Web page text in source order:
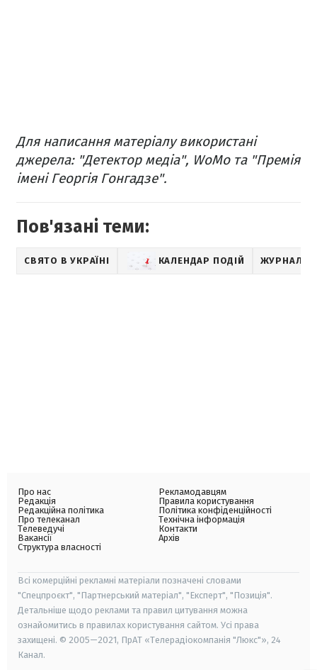
Для написання матеріалу використані
джерела: "Детектор медіа", WoMo та "Премія
імені Георгія Гонгадзе".
Пов'язані теми:
СВЯТО В УКРАЇНІ КАЛЕНДАР ПОДІЙ
Про нас
Редакція
Редакційна політика
Про телеканал
Телеведучі
Вакансії
Структура власності
Рекламодавцям
Правила користування
Політика конфіденційності
Технічна інформація
Контакти
Архів
Всі комерційні рекламні матеріали позначені словами
"Спецпроєкт", "Партнерський матеріал", "Експерт", "Позиція".
Детальніше щодо реклами та правил цитування можна
ознайомитись в правилах користування сайтом. Усі права
захищені. © 2005—2021, ПрАТ «Телерадіокомпанія "Люкс"», 24
Канал.